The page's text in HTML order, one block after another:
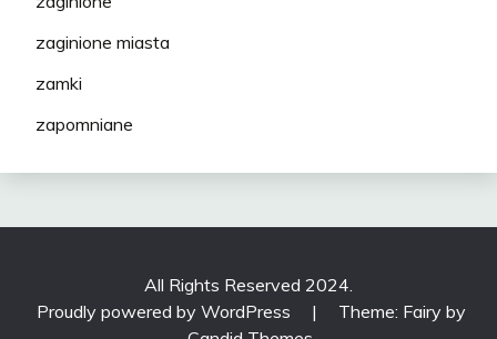
zaginione miasta
zamki
zapomniane
All Rights Reserved 2024.
Proudly powered by WordPress
|
Theme: Fairy by